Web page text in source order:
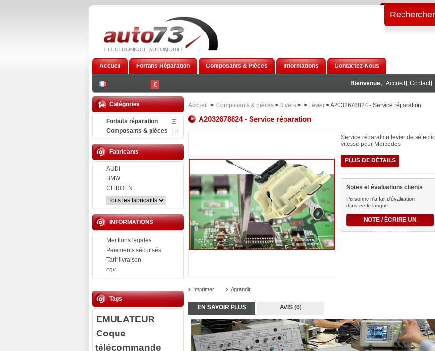
€
Accueil Forfaits Réparation Composants & Pièces Informations Contactez-Nous
Bienvenue, Accueil Contact
Rechercher
Catégories
Forfaits réparation
Composants & pièces
Fabricants
AUDI
BMW
CITROEN
INFORMATIONS
Mentions légales
Paiements sécurisés
Tarif livraison
cgv
Tags
EMULATEUR
Coque
télécommande
Accueil > Composants & pièces> Divers> .> Levier>A2032678824 - Service réparation
A2032678824 - Service réparation
Imprimer Agrandir
Service réparation levier de
vitesse pour Mercedes
PLUS DE DÉTAILS
Notes et évaluations clients
Personne n'a fait d'évaluation
dans cette langue
NOTE / ÉCRIRE UN
COMMENTAIRE
EN SAVOIR PLUS AVIS (0)